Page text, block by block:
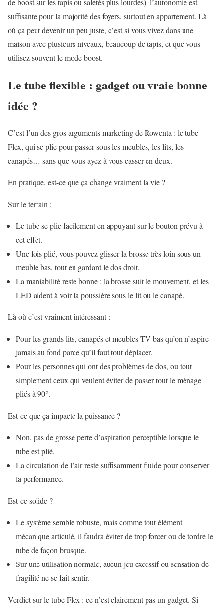
de boost sur les tapis ou saletés plus lourdes), l’autonomie est
suffisante pour la majorité des foyers, surtout en appartement. Là
où ça peut devenir un peu juste, c’est si vous vivez dans une
maison avec plusieurs niveaux, beaucoup de tapis, et que vous
utilisez souvent le mode boost.
Le tube flexible : gadget ou vraie bonne
idée ?
C’est l’un des gros arguments marketing de Rowenta : le tube
Flex, qui se plie pour passer sous les meubles, les lits, les
canapés… sans que vous ayez à vous casser en deux.
En pratique, est-ce que ça change vraiment la vie ?
Sur le terrain :
Le tube se plie facilement en appuyant sur le bouton prévu à
cet effet.
Une fois plié, vous pouvez glisser la brosse très loin sous un
meuble bas, tout en gardant le dos droit.
La maniabilité reste bonne : la brosse suit le mouvement, et les
LED aident à voir la poussière sous le lit ou le canapé.
Là où c’est vraiment intéressant :
Pour les grands lits, canapés et meubles TV bas qu’on n’aspire
jamais au fond parce qu’il faut tout déplacer.
Pour les personnes qui ont des problèmes de dos, ou tout
simplement ceux qui veulent éviter de passer tout le ménage
pliés à 90°.
Est-ce que ça impacte la puissance ?
Non, pas de grosse perte d’aspiration perceptible lorsque le
tube est plié.
La circulation de l’air reste suffisamment fluide pour conserver
la performance.
Est-ce solide ?
Le système semble robuste, mais comme tout élément
mécanique articulé, il faudra éviter de trop forcer ou de tordre le
tube de façon brusque.
Sur une utilisation normale, aucun jeu excessif ou sensation de
fragilité ne se fait sentir.
Verdict sur le tube Flex : ce n’est clairement pas un gadget. Si